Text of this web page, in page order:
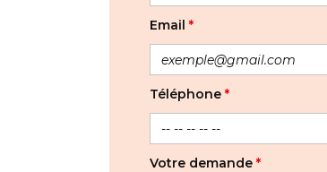
Email *
Téléphone *
Votre demande *